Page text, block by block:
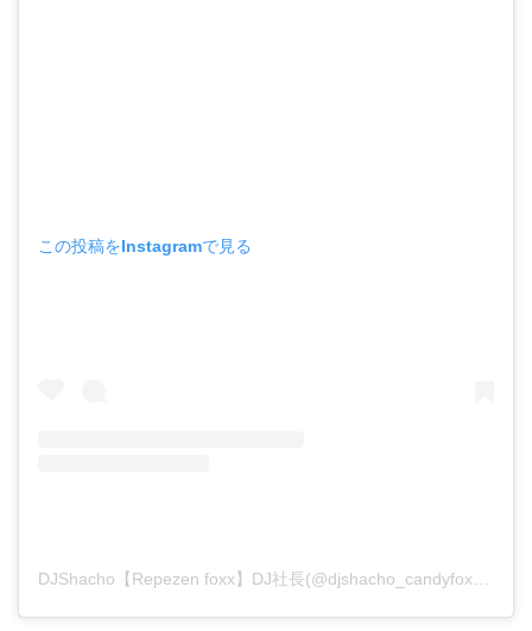
この投稿をInstagramで見る
DJShacho【Repezen foxx】DJ社長(@djshacho_candyfoxx)がシェアした投稿